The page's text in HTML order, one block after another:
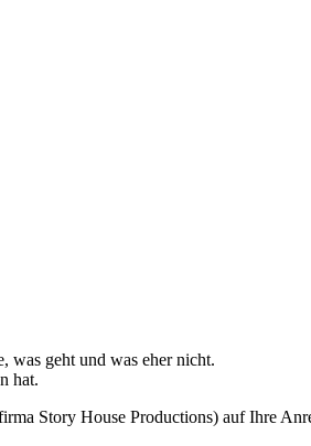
was geht und was eher nicht.
hat.
Story House Productions) auf Ihre